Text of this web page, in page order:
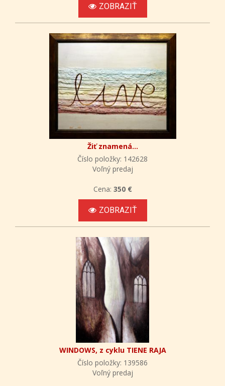
ZOBRAZIŤ
Žiť znamená...
Číslo položky: 142628
Voľný predaj
Cena: 350 €
ZOBRAZIŤ
WINDOWS, z cyklu TIENE RAJA
Číslo položky: 139586
Voľný predaj